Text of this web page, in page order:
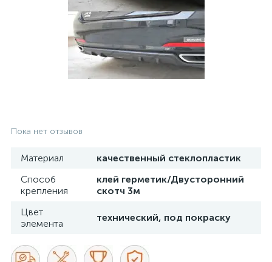
Пока нет отзывов
Материал
качественный стеклопластик
Способ
крепления
клей герметик/Двусторонний
скотч 3м
Цвет
элемента
технический, под покраску